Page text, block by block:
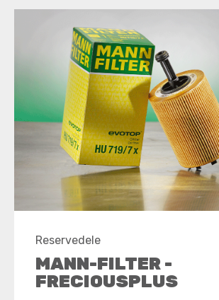
Reservedele
MANN-FILTER -
FRECIOUSPLUS